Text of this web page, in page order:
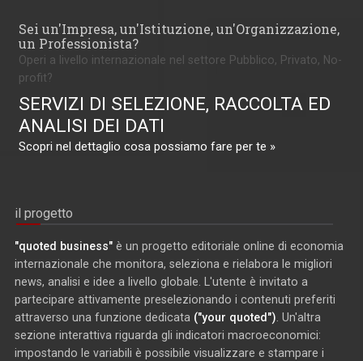
Sei un'Impresa, un'Istituzione, un'Organizzazione,
un Professionista?
Operi a livello internazionale nel settore Pubblico, Privato, No-
profit?
SERVIZI DI SELEZIONE, RACCOLTA ED
ANALISI DEI DATI
Scopri nel dettaglio cosa possiamo fare per te »
il progetto
"quoted business" è un progetto editoriale online di economia
internazionale che monitora, seleziona e rielabora le migliori
news, analisi e idee a livello globale. L'utente è invitato a
partecipare attivamente preselezionando i contenuti preferiti
attraverso una funzione dedicata ("your quoted"). Un'altra
sezione interattiva riguarda gli indicatori macroeconomici:
impostando le variabili è possibile visualizzare e stampare i